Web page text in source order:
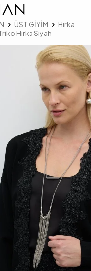
ÜST GİYİM
Hırka
Hırka Siyah